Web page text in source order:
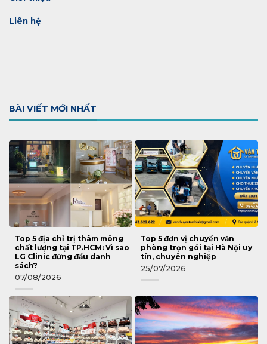
Liên hệ
BÀI VIẾT MỚI NHẤT
Top 5 địa chỉ trị thâm mông
chất lượng tại TP.HCM: Vì sao
LG Clinic đứng đầu danh
sách?
07/08/2026
Top 5 đơn vị chuyển văn
phòng trọn gói tại Hà Nội uy
tín, chuyên nghiệp
25/07/2026